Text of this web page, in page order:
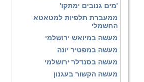
'מים גנובים ימתקו'
ממעברת תלפיות למטאטא
החשמלי
מעשה במיואש ירושלמי
מעשה במפטיר יונה
מעשה בסנדלר ירושלמי
מעשה הקשור בעגנון